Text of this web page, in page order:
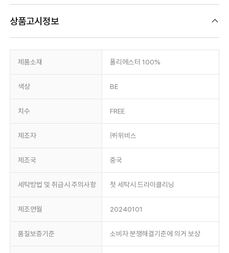
상품고시정보
제품소재 폴리에스터 100%
색상 BE
치수 FREE
제조자 ㈜위비스
제조국 중국
세탁방법 및 취급시 주의사항 첫 세탁시 드라이클리닝
제조연월 20240101
품질보증기준 소비자 분쟁해결기준에 의거 보상